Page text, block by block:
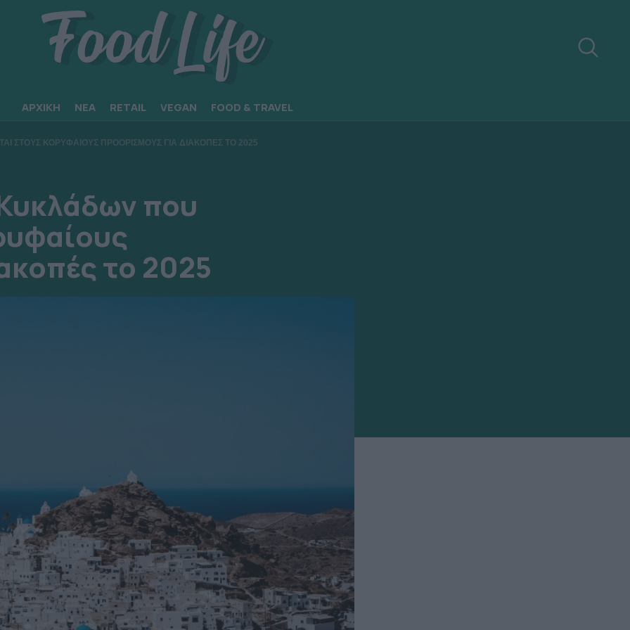
ΑΡΧΙΚΗ ΝΕΑ RETAIL VEGAN FOOD & TRAVEL
ΣΤΟΥΣ ΚΟΡΥΦΑΙΟΥΣ ΠΡΟΟΡΙΣΜΟΥΣ ΓΙΑ ΔΙΑΚΟΠΕΣ ΤΟ 2025
που
το 2025